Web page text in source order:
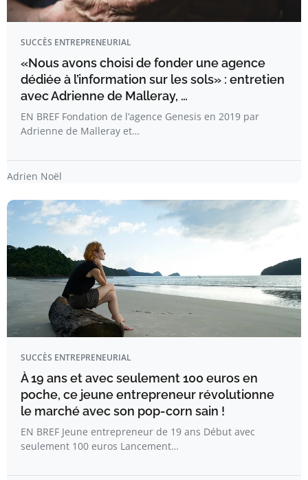
SUCCÈS ENTREPRENEURIAL
«Nous avons choisi de fonder une agence
dédiée à l’information sur les sols» : entretien
avec Adrienne de Malleray, …
EN BREF Fondation de l’agence Genesis en 2019 par
Adrienne de Malleray et…
Adrien Noël
SUCCÈS ENTREPRENEURIAL
À 19 ans et avec seulement 100 euros en
poche, ce jeune entrepreneur révolutionne
le marché avec son pop-corn sain !
EN BREF Jeune entrepreneur de 19 ans Début avec
seulement 100 euros Lancement…